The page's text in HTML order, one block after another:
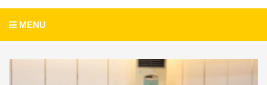
MENU